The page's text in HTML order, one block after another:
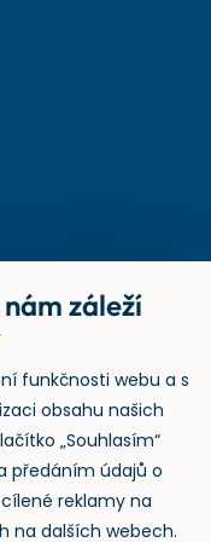
záleží
funkčnosti webu a s
obsahu našich
„Souhlasím“
předáním údajů o
reklamy na
na dalších webech.